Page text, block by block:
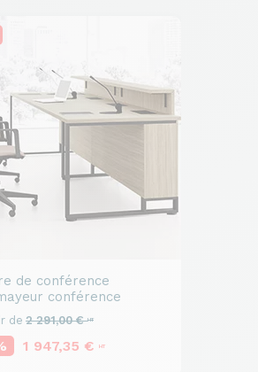
de conférence
conférence
de 2 291,00 €HT
1 947,35 € HT